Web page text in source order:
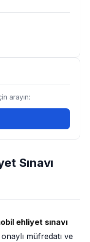
Sınavı
ehliyet sınavı
müfredatı ve
arayın: